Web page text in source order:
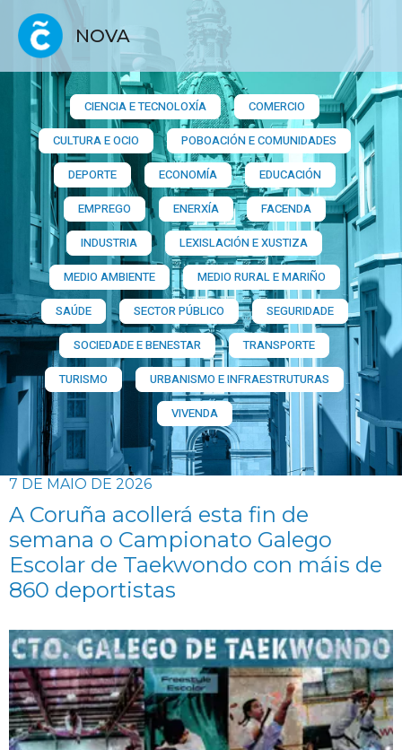
NOVA
CIENCIA E TECNOLOXÍA
COMERCIO
CULTURA E OCIO
POBOACIÓN E COMUNIDADES
DEPORTE
ECONOMÍA
EDUCACIÓN
EMPREGO
ENERXÍA
FACENDA
INDUSTRIA
LEXISLACIÓN E XUSTIZA
MEDIO AMBIENTE
MEDIO RURAL E MARIÑO
SAÚDE
SECTOR PÚBLICO
SEGURIDADE
SOCIEDADE E BENESTAR
TRANSPORTE
TURISMO
URBANISMO E INFRAESTRUTURAS
VIVENDA
7 DE MAIO DE 2026
A Coruña acollerá esta fin de
semana o Campionato Galego
Escolar de Taekwondo con máis de
860 deportistas